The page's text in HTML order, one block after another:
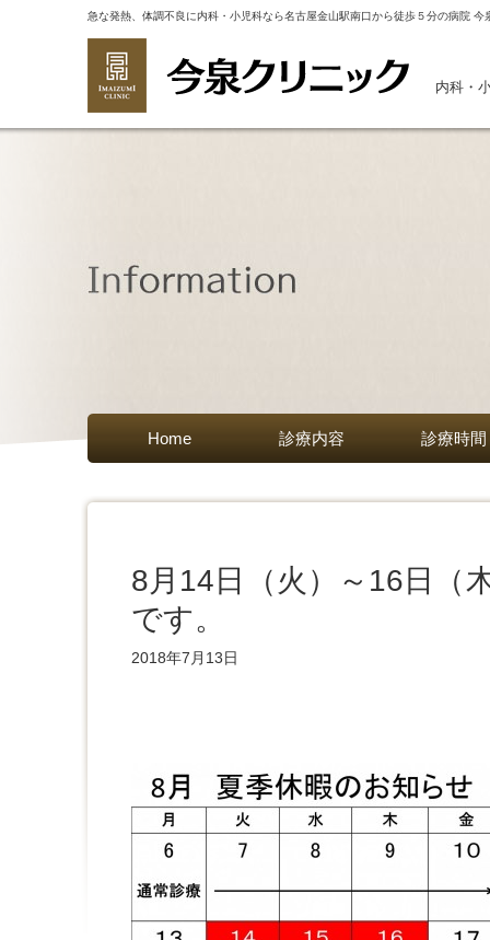
急な発熱、体調不良に内科・小児科なら名古屋金山駅南口から徒歩５分の病院 今
内科・
Home 診療内容 診療時間
8月14日（火）～16日（
です。
2018年7月13日